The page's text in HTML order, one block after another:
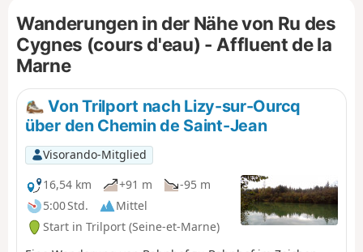
Drittel führt vor allem durch Ackerland, wo die sanften
Hügel der Hochebene einen weiten Blick ermöglichen. Man
durchquert auch die Dörfer Sancy und Vaucourtois mit
ihren jeweiligen Kirchen und Schlössern. Der zweite Teil ist
des Aquädukts von La Dhuys, entlang des Golfplatzes von
Meaux-Boutigny, durchquert die Wälder am Fuße des Bois
le Comte, folgt der Marne und beendet die Tour mit einem
kurzen (oder je nach Lust und Laune auch längeren) Besuch
der Altstadt von Meaux.
Wanderungen in der Nähe von Ru des
Cygnes (cours d'eau) - Affluent de la
Marne
Von Trilport nach Lizy-sur-Ourcq
über den Chemin de Saint-Jean
Visorando-Mitglied
16,54 km
+91 m
-95 m
5:00 Std.
Mittel
Start in Trilport (Seine-et-Marne)